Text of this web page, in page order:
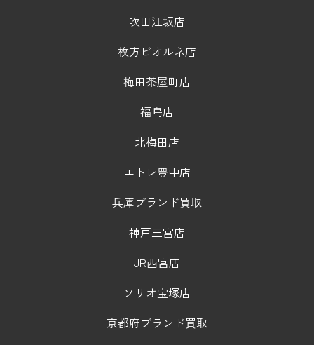
吹田江坂店
枚方ビオルネ店
梅田茶屋町店
福島店
北梅田店
エトレ豊中店
兵庫ブランド買取
神戸三宮店
JR西宮店
ソリオ宝塚店
京都府ブランド買取